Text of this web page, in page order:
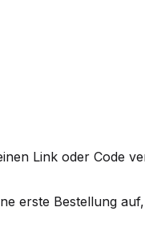
Link oder Code
erste Bestellung